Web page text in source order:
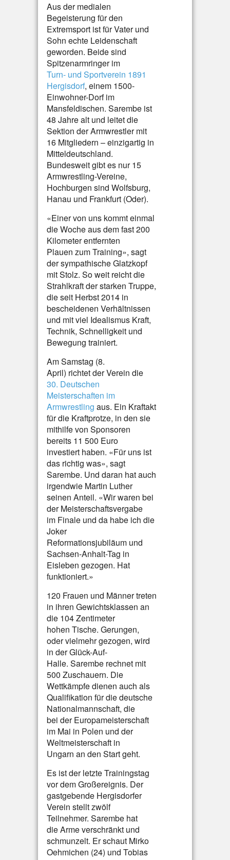
Aus der medialen
Begeisterung für den
Extremsport ist für Vater und
Sohn echte Leidenschaft
geworden. Beide sind
Spitzenarmringer im
Turn- und Sportverein 1891
Hergisdorf, einem 1500-
Einwohner-Dorf im
Mansfeldischen. Sarembe ist
48 Jahre alt und leitet die
Sektion der Armwrestler mit
16 Mitgliedern – einzigartig in
Mitteldeutschland.
Bundesweit gibt es nur 15
Armwrestling-Vereine,
Hochburgen sind Wolfsburg,
Hanau und Frankfurt (Oder).
«Einer von uns kommt einmal
die Woche aus dem fast 200
Kilometer entfernten
Plauen zum Training», sagt
der sympathische Glatzkopf
mit Stolz. So weit reicht die
Strahlkraft der starken Truppe,
die seit Herbst 2014 in
bescheidenen Verhältnissen
und mit viel Idealismus Kraft,
Technik, Schnelligkeit und
Bewegung trainiert.
Am Samstag (8.
April) richtet der Verein die
30. Deutschen
Meisterschaften im
Armwrestling aus. Ein Kraftakt
für die Kraftprotze, in den sie
mithilfe von Sponsoren
bereits 11 500 Euro
investiert haben. «Für uns ist
das richtig was», sagt
Sarembe. Und daran hat auch
irgendwie Martin Luther
seinen Anteil. «Wir waren bei
der Meisterschaftsvergabe
im Finale und da habe ich die
Joker
Reformationsjubiläum und
Sachsen-Anhalt-Tag in
Eisleben gezogen. Hat
funktioniert.»
120 Frauen und Männer treten
in ihren Gewichtsklassen an
die 104 Zentimeter
hohen Tische. Gerungen,
oder vielmehr gezogen, wird
in der Glück-Auf-
Halle. Sarembe rechnet mit
500 Zuschauern. Die
Wettkämpfe dienen auch als
Qualifikation für die deutsche
Nationalmannschaft, die
bei der Europameisterschaft
im Mai in Polen und der
Weltmeisterschaft in
Ungarn an den Start geht.
Es ist der letzte Trainingstag
vor dem Großereignis. Der
gastgebende Hergisdorfer
Verein stellt zwölf
Teilnehmer. Sarembe hat
die Arme verschränkt und
schmunzelt. Er schaut Mirko
Oehmichen (24) und Tobias